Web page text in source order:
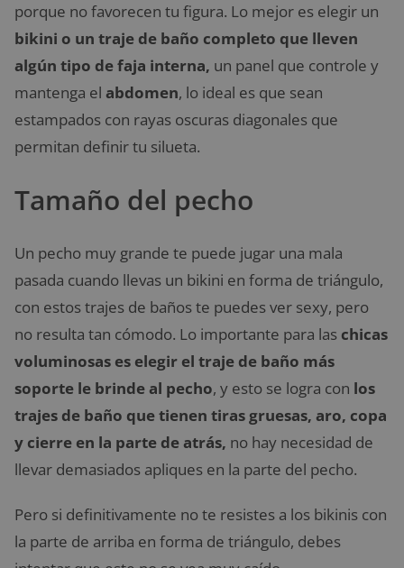
porque no favorecen tu figura. Lo mejor es elegir un
bikini o un traje de baño completo que lleven
algún tipo de faja interna, un panel que controle y
mantenga el abdomen, lo ideal es que sean
estampados con rayas oscuras diagonales que
permitan definir tu silueta.
Tamaño del pecho
Un pecho muy grande te puede jugar una mala
pasada cuando llevas un bikini en forma de triángulo,
con estos trajes de baños te puedes ver sexy, pero
no resulta tan cómodo. Lo importante para las chicas
voluminosas es elegir el traje de baño más
soporte le brinde al pecho, y esto se logra con los
trajes de baño que tienen tiras gruesas, aro, copa
y cierre en la parte de atrás, no hay necesidad de
llevar demasiados apliques en la parte del pecho.
Pero si definitivamente no te resistes a los bikinis con
la parte de arriba en forma de triángulo, debes